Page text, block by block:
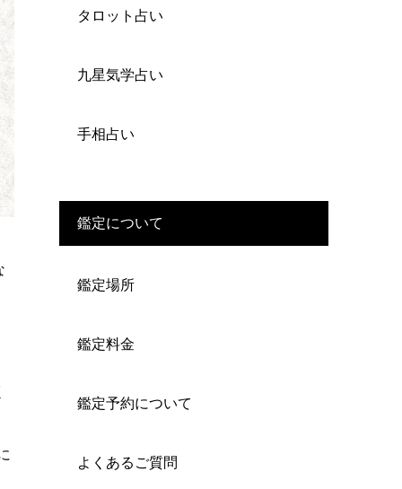
タロット占い
九星気学占い
手相占い
鑑定について
鑑定場所
鑑定料金
鑑定予約について
よくあるご質問